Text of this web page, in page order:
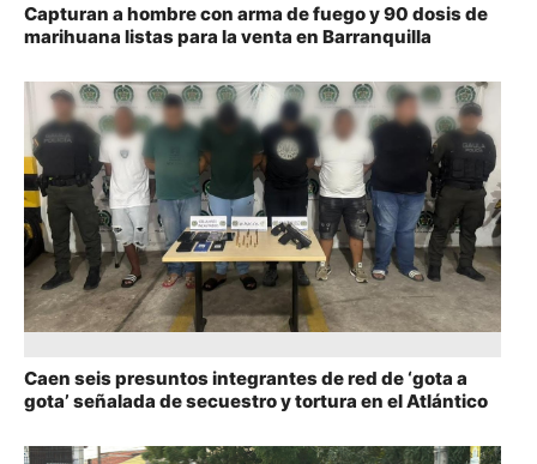
Capturan a hombre con arma de fuego y 90 dosis de
marihuana listas para la venta en Barranquilla
Caen seis presuntos integrantes de red de ‘gota a
gota’ señalada de secuestro y tortura en el Atlántico